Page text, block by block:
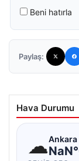
Beni hatırla
Paylaş:
Hava Durumu
☁Ankara